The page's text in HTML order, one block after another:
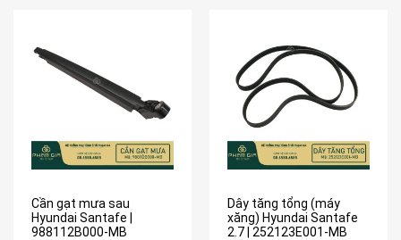
Cần gạt mưa sau
Hyundai Santafe |
988112B000-MB
Dây tăng tổng (máy
xăng) Hyundai Santafe
2.7 | 252123E001-MB